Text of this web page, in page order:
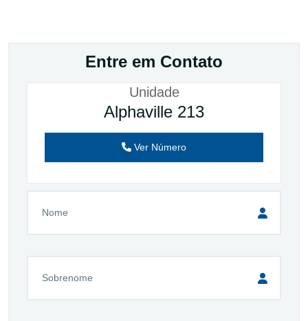
Entre em Contato
Unidade
Alphaville 213
Ver Número